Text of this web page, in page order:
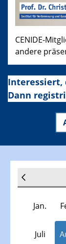
CENIDE-
andere
Interessiert,
Dann
Jan.
Juli